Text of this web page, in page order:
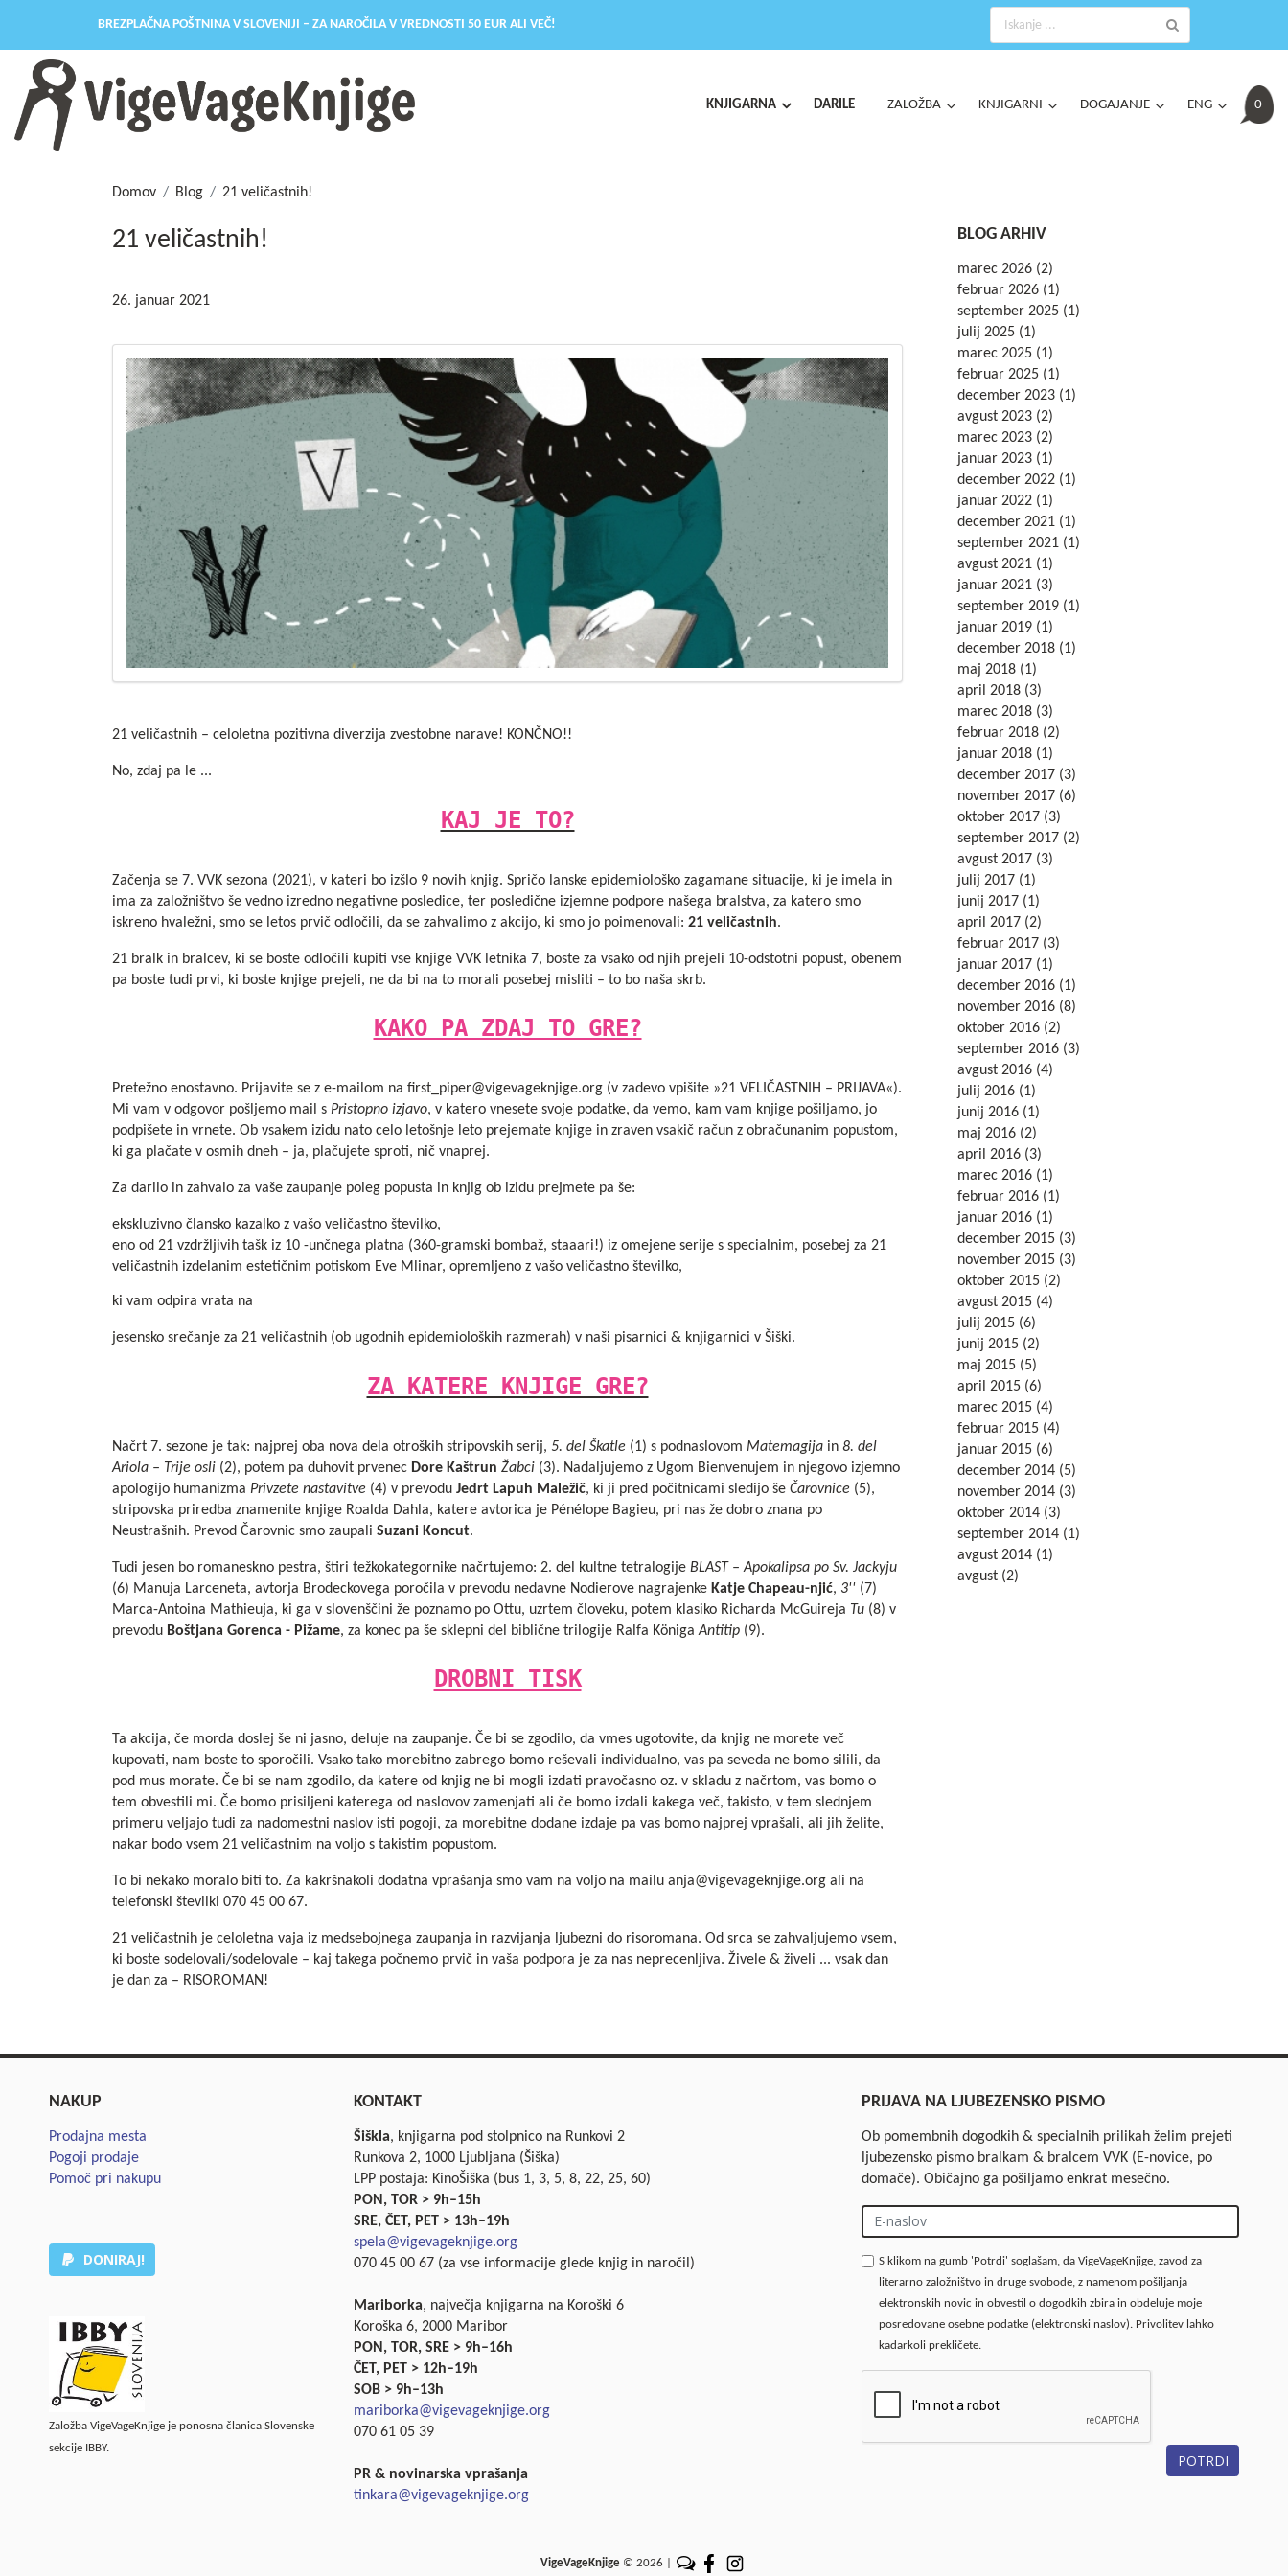
BREZPLAČNA POŠTNINA V SLOVENIJI – ZA NAROČILA V VREDNOSTI 50 EUR ALI VEČ!
KNJIGARNA DARILE ZALOŽBA KNJIGARNI DOGAJANJE ENG 0
Domov Blog 21 veličastnih!
21 veličastnih!
26. januar 2021
21 veličastnih – celoletna pozitivna diverzija zvestobne narave! KONČNO!!
No, zdaj pa le ...
KAJ JE TO?
Začenja se 7. VVK sezona (2021), v kateri bo izšlo 9 novih knjig. Spričo lanske epidemiološko zagamane situacije, ki je imela in
ima za založništvo še vedno izredno negativne posledice, ter posledične izjemne podpore našega bralstva, za katero smo
iskreno hvaležni, smo se letos prvič odločili, da se zahvalimo z akcijo, ki smo jo poimenovali: 21 veličastnih.
21 bralk in bralcev, ki se boste odločili kupiti vse knjige VVK letnika 7, boste za vsako od njih prejeli 10-odstotni popust, obenem
pa boste tudi prvi, ki boste knjige prejeli, ne da bi na to morali posebej misliti – to bo naša skrb.
KAKO PA ZDAJ TO GRE?
Pretežno enostavno. Prijavite se z e-mailom na first_piper@vigevageknjige.org (v zadevo vpišite »21 VELIČASTNIH – PRIJAVA«).
Mi vam v odgovor pošljemo mail s Pristopno izjavo, v katero vnesete svoje podatke, da vemo, kam vam knjige pošiljamo, jo
podpišete in vrnete. Ob vsakem izidu nato celo letošnje leto prejemate knjige in zraven vsakič račun z obračunanim popustom,
ki ga plačate v osmih dneh – ja, plačujete sproti, nič vnaprej.
Za darilo in zahvalo za vaše zaupanje poleg popusta in knjig ob izidu prejmete pa še:
ekskluzivno člansko kazalko z vašo veličastno številko,
eno od 21 vzdržljivih tašk iz 10 -unčnega platna (360-gramski bombaž, staaari!) iz omejene serije s specialnim, posebej za 21
veličastnih izdelanim estetičnim potiskom Eve Mlinar, opremljeno z vašo veličastno številko,
ki vam odpira vrata na
jesensko srečanje za 21 veličastnih (ob ugodnih epidemioloških razmerah) v naši pisarnici & knjigarnici v Šiški.
ZA KATERE KNJIGE GRE?
Načrt 7. sezone je tak: najprej oba nova dela otroških stripovskih serij, 5. del Škatle (1) s podnaslovom Matemagija in 8. del
Ariola – Trije osli (2), potem pa duhovit prvenec Dore Kaštrun Žabci (3). Nadaljujemo z Ugom Bienvenujem in njegovo izjemno
apologijo humanizma Privzete nastavitve (4) v prevodu Jedrt Lapuh Maležič, ki ji pred počitnicami sledijo še Čarovnice (5),
stripovska priredba znamenite knjige Roalda Dahla, katere avtorica je Pénélope Bagieu, pri nas že dobro znana po
Neustrašnih. Prevod Čarovnic smo zaupali Suzani Koncut.
Tudi jesen bo romaneskno pestra, štiri težkokategornike načrtujemo: 2. del kultne tetralogije BLAST – Apokalipsa po Sv. Jackyju
(6) Manuja Larceneta, avtorja Brodeckovega poročila v prevodu nedavne Nodierove nagrajenke Katje Chapeau-njić, 3'' (7)
Marca-Antoina Mathieuja, ki ga v slovenščini že poznamo po Ottu, uzrtem človeku, potem klasiko Richarda McGuireja Tu (8) v
prevodu Boštjana Gorenca - Pižame, za konec pa še sklepni del biblične trilogije Ralfa KönigaAntitip (9).
DROBNI TISK
Ta akcija, če morda doslej še ni jasno, deluje na zaupanje. Če bi se zgodilo, da vmes ugotovite, da knjig ne morete več
kupovati, nam boste to sporočili. Vsako tako morebitno zabrego bomo reševali individualno, vas pa seveda ne bomo silili, da
pod mus morate. Če bi se nam zgodilo, da katere od knjig ne bi mogli izdati pravočasno oz. v skladu z načrtom, vas bomo o
tem obvestili mi. Če bomo prisiljeni katerega od naslovov zamenjati ali če bomo izdali kakega več, takisto, v tem slednjem
primeru veljajo tudi za nadomestni naslov isti pogoji, za morebitne dodane izdaje pa vas bomo najprej vprašali, ali jih želite,
nakar bodo vsem 21 veličastnim na voljo s takistim popustom.
To bi nekako moralo biti to. Za kakršnakoli dodatna vprašanja smo vam na voljo na mailu anja@vigevageknjige.org ali na
telefonski številki 070 45 00 67.
21 veličastnih je celoletna vaja iz medsebojnega zaupanja in razvijanja ljubezni do risoromana. Od srca se zahvaljujemo vsem,
ki boste sodelovali/sodelovale – kaj takega počnemo prvič in vaša podpora je za nas neprecenljiva. Živele & živeli ... vsak dan
je dan za – RISOROMAN!
BLOG ARHIV
marec 2026 (2)
februar 2026 (1)
september 2025 (1)
julij 2025 (1)
marec 2025 (1)
februar 2025 (1)
december 2023 (1)
avgust 2023 (2)
marec 2023 (2)
januar 2023 (1)
december 2022 (1)
januar 2022 (1)
december 2021 (1)
september 2021 (1)
avgust 2021 (1)
januar 2021 (3)
september 2019 (1)
januar 2019 (1)
december 2018 (1)
maj 2018 (1)
april 2018 (3)
marec 2018 (3)
februar 2018 (2)
januar 2018 (1)
december 2017 (3)
november 2017 (6)
oktober 2017 (3)
september 2017 (2)
avgust 2017 (3)
julij 2017 (1)
junij 2017 (1)
april 2017 (2)
februar 2017 (3)
januar 2017 (1)
december 2016 (1)
november 2016 (8)
oktober 2016 (2)
september 2016 (3)
avgust 2016 (4)
julij 2016 (1)
junij 2016 (1)
maj 2016 (2)
april 2016 (3)
marec 2016 (1)
februar 2016 (1)
januar 2016 (1)
december 2015 (3)
november 2015 (3)
oktober 2015 (2)
avgust 2015 (4)
julij 2015 (6)
junij 2015 (2)
maj 2015 (5)
april 2015 (6)
marec 2015 (4)
februar 2015 (4)
januar 2015 (6)
december 2014 (5)
november 2014 (3)
oktober 2014 (3)
september 2014 (1)
avgust 2014 (1)
avgust (2)
NAKUP
Prodajna mesta
Pogoji prodaje
Pomoč pri nakupu
DONIRAJ!
Založba VigeVageKnjige je ponosna članica Slovenske
sekcije IBBY.
KONTAKT
Šiškla, knjigarna pod stolpnico na Runkovi 2
Runkova 2, 1000 Ljubljana (Šiška)
LPP postaja: KinoŠiška (bus 1, 3, 5, 8, 22, 25, 60)
PON, TOR > 9h–15h
SRE, ČET, PET > 13h–19h
spela@vigevageknjige.org
070 45 00 67 (za vse informacije glede knjig in naročil)
Mariborka, največja knjigarna na Koroški 6
Koroška 6, 2000 Maribor
PON, TOR, SRE > 9h–16h
ČET, PET > 12h–19h
SOB > 9h–13h
mariborka@vigevageknjige.org
070 61 05 39
PR & novinarska vprašanja
tinkara@vigevageknjige.org
PRIJAVA NA LJUBEZENSKO PISMO
Ob pomembnih dogodkih & specialnih prilikah želim prejeti
ljubezensko pismo bralkam & bralcem VVK (E-novice, po
domače). Običajno ga pošiljamo enkrat mesečno.
S klikom na gumb 'Potrdi' soglašam, da VigeVageKnjige, zavod za
literarno založništvo in druge svobode, z namenom pošiljanja
elektronskih novic in obvestil o dogodkih zbira in obdeluje moje
posredovane osebne podatke (elektronski naslov). Privolitev lahko
kadarkoli prekličete.
POTRDI
VigeVageKnjige © 2026 |